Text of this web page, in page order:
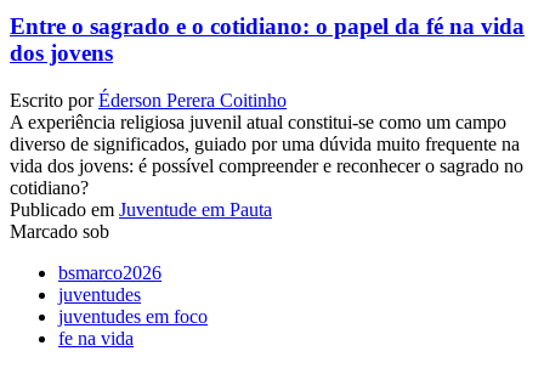
Entre o sagrado e o cotidiano: o papel da fé na vida
dos jovens
Escrito porÉderson Perera Coitinho
A experiência religiosa juvenil atual constitui-se como um campo
diverso de significados, guiado por uma dúvida muito frequente na
vida dos jovens: é possível compreender e reconhecer o sagrado no
cotidiano?
Publicado em Juventude em Pauta
Marcado sob
bsmarco2026
juventudes
juventudes em foco
fe na vida